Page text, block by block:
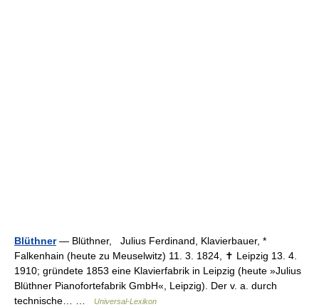
Blüthner— Blüthner, Julius Ferdinand, Klavierbauer, *
Falkenhain (heute zu Meuselwitz) 11. 3. 1824, ✝ Leipzig 13. 4.
1910; gründete 1853 eine Klavierfabrik in Leipzig (heute »Julius
Blüthner Pianofortefabrik GmbH«, Leipzig). Der v. a. durch
technische… …
Universal-Lexikon